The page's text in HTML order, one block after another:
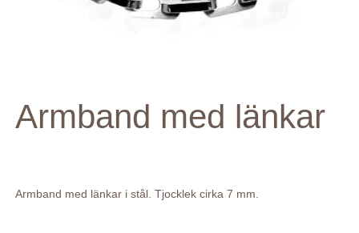
Armband med länkar
Armband med länkar i stål. Tjocklek cirka 7 mm.